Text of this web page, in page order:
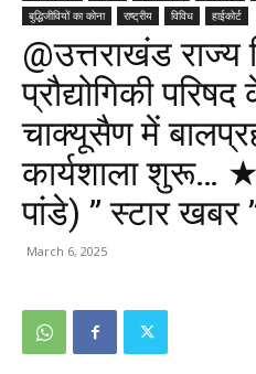
बुद्धिजीवियों का कोना
राष्ट्रीय विविध हाईकोर्ट
@उत्तराखंड राज्य
प्रौद्योगिकी
चाक्यूसैण में
कार्यशाला शुरू…
पांडे) ” स्टार खबर
March 6, 2025